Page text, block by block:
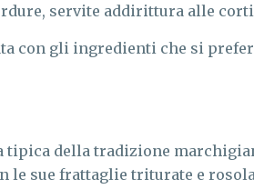
servite addirittura alle corti
con gli ingredienti che si
tipica della tradizione
sue frattaglie triturate e